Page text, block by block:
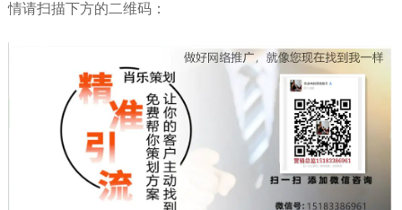
情请扫描下方的二维码：